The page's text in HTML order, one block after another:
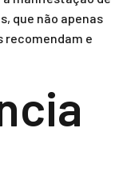
que não apenas
recomendam e